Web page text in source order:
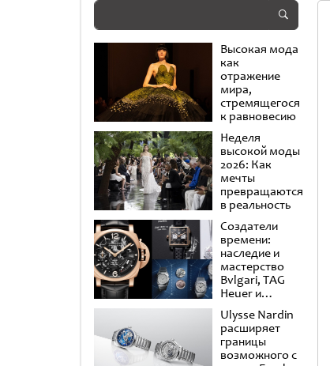
Chronomat
Высокая мода
как
отражение
мира,
стремящегося
к равновесию
Неделя
высокой моды
2026: Как
мечты
превращаются
в реальность
Создатели
времени:
наследие и
мастерство
Bvlgari, TAG
Heuer и
Panerai
Ulysse Nardin
расширяет
границы
возможного с